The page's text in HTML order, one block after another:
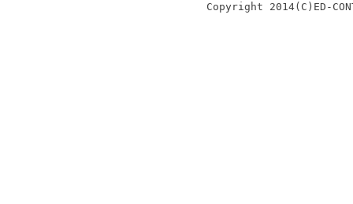
Copyright 2014(C)ED-